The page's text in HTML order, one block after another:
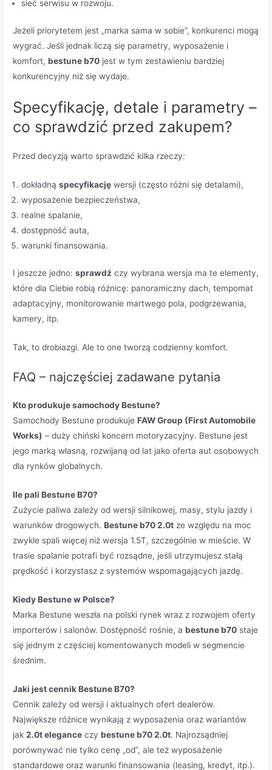
sieć serwisu w rozwoju.
Jeżeli priorytetem jest „marka sama w sobie”, konkurenci mogą
wygrać. Jeśli jednak liczą się parametry, wyposażenie i
komfort,bestune b70 jest w tym zestawieniu bardziej
konkurencyjny niż się wydaje.
Specyfikację, detale i parametry –
co sprawdzić przed zakupem?
Przed decyzją warto sprawdzić kilka rzeczy:
dokładną specyfikacjęwersji (często różni się detalami),
wyposażenie bezpieczeństwa,
realne spalanie,
dostępność auta,
warunki finansowania.
I jeszcze jedno:sprawdź czy wybrana wersja ma te elementy,
które dla Ciebie robią różnicę: panoramiczny dach, tempomat
adaptacyjny, monitorowanie martwego pola, podgrzewania,
kamery, itp.
Tak, to drobiazgi. Ale to one tworzą codzienny komfort.
FAQ – najczęściej zadawane pytania
Kto produkuje samochody Bestune?
Samochody Bestune produkujeFAW Group (First Automobile
Works) – duży chiński koncern motoryzacyjny. Bestune jest
jego marką własną, rozwijaną od lat jako oferta aut osobowych
dla rynków globalnych.
Ile pali Bestune B70?
Zużycie paliwa zależy od wersji silnikowej, masy, stylu jazdy i
warunków drogowych.Bestune b70 2.0t ze względu na moc
zwykle spali więcej niż wersja 1.5T, szczególnie w mieście. W
trasie spalanie potrafi być rozsądne, jeśli utrzymujesz stałą
prędkość i korzystasz z systemów wspomagających jazdę.
Kiedy Bestune w Polsce?
Marka Bestune weszła na polski rynek wraz z rozwojem oferty
importerów i salonów. Dostępność rośnie, abestune b70 staje
się jednym z częściej komentowanych modeli w segmencie
średnim.
Jaki jest cennik Bestune B70?
Cennik zależy od wersji i aktualnych ofert dealerów.
Największe różnice wynikają z wyposażenia oraz wariantów
jak2.0t elegance czybestune b70 2.0t. Najrozsądniej
porównywać nie tylko cenę „od”, ale też wyposażenie
standardowe oraz warunki finansowania (leasing, kredyt, itp.).